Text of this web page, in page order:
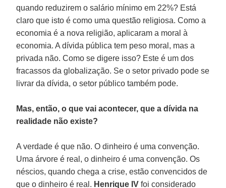
quando reduzirem o salário mínimo em 22%? Está
claro que isto é como uma questão religiosa. Como a
economia é a nova religião, aplicaram a moral à
economia. A dívida pública tem peso moral, mas a
privada não. Como se digere isso? Este é um dos
fracassos da globalização. Se o setor privado pode se
livrar da dívida, o setor público também pode.
Mas, então, o que vai acontecer, que a dívida na
realidade não existe?
A verdade é que não. O dinheiro é uma convenção.
Uma árvore é real, o dinheiro é uma convenção. Os
néscios, quando chega a crise, estão convencidos de
que o dinheiro é real. Henrique IV foi considerado